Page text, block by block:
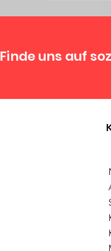
Finde uns auf